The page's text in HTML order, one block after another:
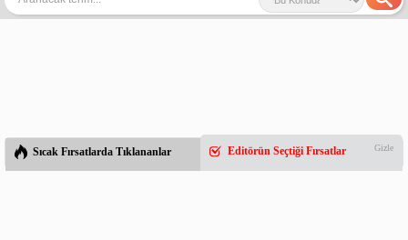
Sıcak Fırsatlarda Tıklananlar Editörün Seçtiği Fırsatlar Gizle